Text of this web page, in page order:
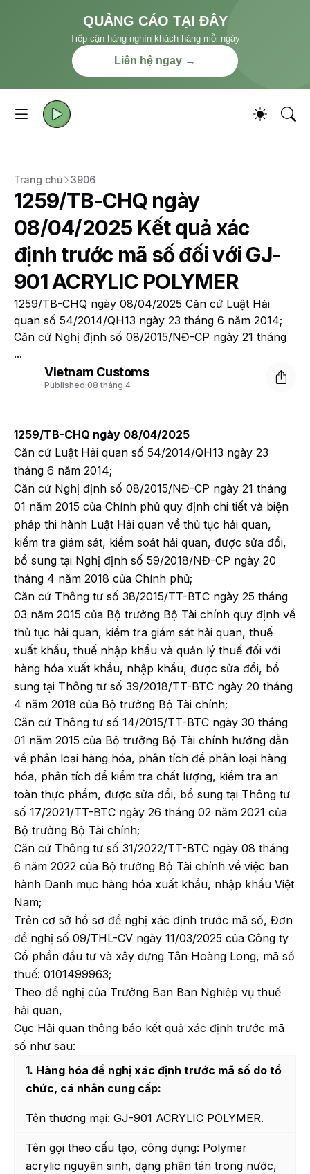
QUẢNG CÁO TẠI ĐÂY
Tiếp cận hàng nghìn khách hàng mỗi ngày
Liên hệ ngay →
Trang chủ 3906
1259/TB-CHQ ngày
08/04/2025 Kết quả xác
định trước mã số đối với GJ-
901 ACRYLIC POLYMER
1259/TB-CHQ ngày 08/04/2025 Căn cứ Luật Hải
quan số 54/2014/QH13 ngày 23 tháng 6 năm 2014;
Căn cứ Nghị định số 08/2015/NĐ-CP ngày 21 tháng
...
Vietnam Customs
Published:08 tháng 4
1259/TB-CHQ ngày 08/04/2025
Căn cứ Luật Hải quan số 54/2014/QH13 ngày 23
tháng 6 năm 2014;
Căn cứ Nghị định số 08/2015/NĐ-CP ngày 21 tháng
01 năm 2015 của Chính phủ quy định chi tiết và biện
pháp thi hành Luật Hải quan về thủ tục hải quan,
kiểm tra giám sát, kiểm soát hải quan, được sửa đổi,
bổ sung tại Nghị định số 59/2018/NĐ-CP ngày 20
tháng 4 năm 2018 của Chính phủ;
Căn cứ Thông tư số 38/2015/TT-BTC ngày 25 tháng
03 năm 2015 của Bộ trưởng Bộ Tài chính quy định về
thủ tục hải quan, kiểm tra giám sát hải quan, thuế
xuất khẩu, thuế nhập khẩu và quản lý thuế đối với
hàng hóa xuất khẩu, nhập khẩu, được sửa đổi, bổ
sung tại Thông tư số 39/2018/TT-BTC ngày 20 tháng
4 năm 2018 của Bộ trưởng Bộ Tài chính;
Căn cứ Thông tư số 14/2015/TT-BTC ngày 30 tháng
01 năm 2015 của Bộ trưởng Bộ Tài chính hướng dẫn
về phân loại hàng hóa, phân tích để phân loại hàng
hóa, phân tích để kiểm tra chất lượng, kiểm tra an
toàn thực phẩm, được sửa đổi, bổ sung tại Thông tư
số 17/2021/TT-BTC ngày 26 tháng 02 năm 2021 của
Bộ trưởng Bộ Tài chính;
Căn cứ Thông tư số 31/2022/TT-BTC ngày 08 tháng
6 năm 2022 của Bộ trưởng Bộ Tài chính về việc ban
hành Danh mục hàng hóa xuất khẩu, nhập khẩu Việt
Nam;
Trên cơ sở hồ sơ đề nghị xác định trước mã số, Đơn
đề nghị số 09/THL-CV ngày 11/03/2025 của Công ty
Cổ phần đầu tư và xây dựng Tân Hoàng Long, mã số
thuế: 0101499963;
Theo đề nghị của Trưởng Ban Ban Nghiệp vụ thuế
hải quan,
Cục Hải quan thông báo kết quả xác định trước mã
số như sau:
1. Hàng hóa đề nghị xác định trước mã số do tổ
chức, cá nhân cung cấp:
Tên thương mại: GJ-901 ACRYLIC POLYMER.
Tên gọi theo cấu tạo, công dụng: Polymer
acrylic nguyên sinh, dạng phân tán trong nước,